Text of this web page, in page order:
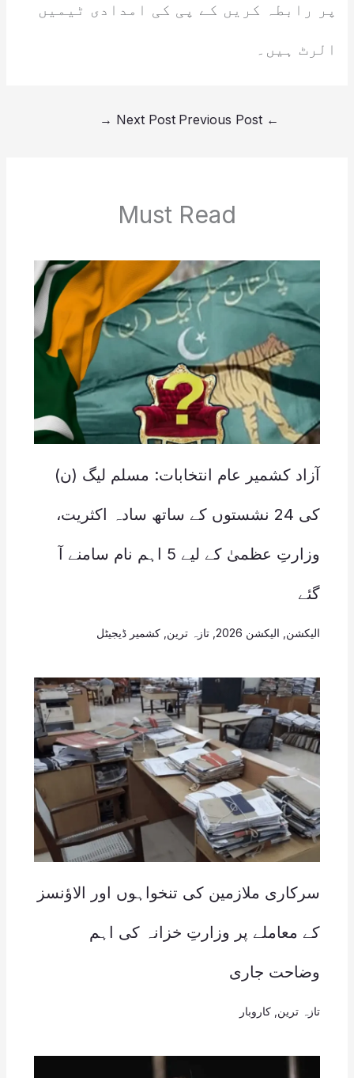
پر رابطہ کریں کے پی کی امدادی ٹیمیں
الرٹ ہیں۔
←
Next Post
→
Must Read
آزاد کشمیر عام انتخابات: مسلم لیگ (ن)
کی 24 نشستوں کے ساتھ سادہ اکثریت،
وزارتِ عظمیٰ کے لیے 5 اہم نام سامنے آ
گئے
الیکشن الیکشن 2026 , تازہ ترین کشمیر ڈیجیٹل
سرکاری ملازمین کی تنخواہوں اور الاؤنسز
کے معاملے پر وزارتِ خزانہ کی اہم
وضاحت جاری
تازہ ترین کاروبار